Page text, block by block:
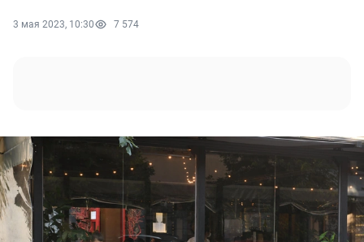
3 мая 2023, 10:30 7 574